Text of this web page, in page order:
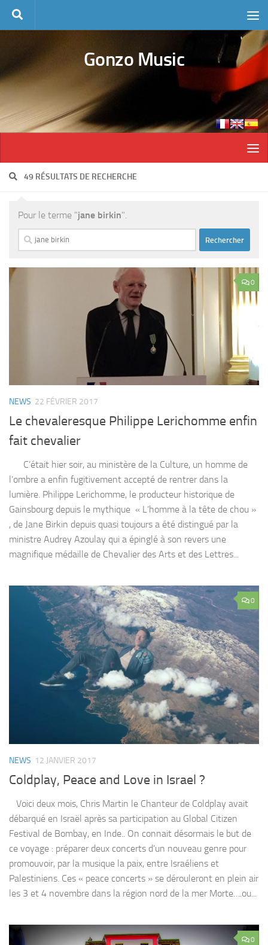
Skip to content
Gonzo Music
49 RÉSULTATS DE RECHERCHE
Pour le terme "jane birkin".
Rechercher :
0
NEWS 22 FÉVRIER 2017
Le chevaleresque Philippe Lerichomme enfin
fait chevalier
C’était hier soir, au ministère de la Culture, un homme de
l’ombre a enfin fugitivement accepté de rentrer dans la
lumière. Philippe Lerichomme, le producteur historique de
Gainsbourg depuis le mythique « L’homme à la tête de chou »
, de Jane Birkin depuis quasi toujours a été distingué par la
ministre Audrey Azoulay qui a épinglé à son revers une
magnifique médaille de Chevalier des Arts et des Lettres...
0
NEWS 12 JANVIER 2017
Coldplay, Peace and Love in Israel ?
Voici deux mois, Chris Martin le Chanteur de Coldplay avait
débarqué en Israël après sa participation au Global Citizen
Festival de Bombay, en Inde.. On connait désormais le but de
ce voyage : préparer deux concerts d’un nouveau genre pour
promouvoir, par la musique la paix, entre Israéliens et
Palestiniens. Ces « peace concerts » se dérouleront en plein air
les 3 et 4 novembre dans la région nord de la mer Morte….ou...
0